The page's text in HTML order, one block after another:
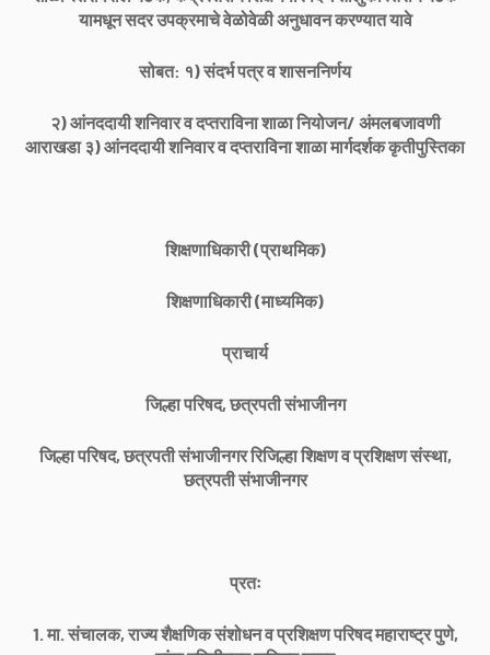
यामधून सदर उपक्रमाचे वेळोवेळी अनुधावन करण्यात यावे
सोबत: १) संदर्भ पत्र व शासननिर्णय
२) आंनददायी शनिवार व दप्तराविना शाळा नियोजन/ अंमलबजावणी
आराखडा ३) आंनददायी शनिवार व दप्तराविना शाळा मार्गदर्शक कृतीपुस्तिका
शिक्षणाधिकारी (प्राथमिक)
शिक्षणाधिकारी (माध्यमिक)
प्राचार्य
जिल्हा परिषद, छत्रपती संभाजीनग
जिल्हा परिषद, छत्रपती संभाजीनगर रिजिल्हा शिक्षण व प्रशिक्षण संस्था,
छत्रपती संभाजीनगर
प्रतः
1. मा. संचालक, राज्य शैक्षणिक संशोधन व प्रशिक्षण परिषद महाराष्ट्र पुणे,